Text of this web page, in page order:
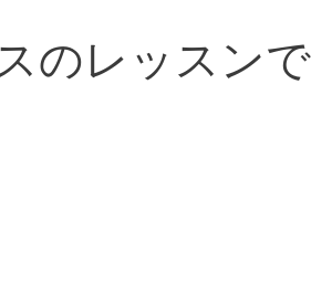
のレッスン